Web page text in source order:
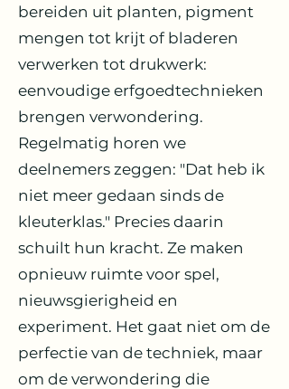
bereiden uit planten, pigment
mengen tot krijt of bladeren
verwerken tot drukwerk:
eenvoudige erfgoedtechnieken
brengen verwondering.
Regelmatig horen we
deelnemers zeggen: "Dat heb ik
niet meer gedaan sinds de
kleuterklas." Precies daarin
schuilt hun kracht. Ze maken
opnieuw ruimte voor spel,
nieuwsgierigheid en
experiment. Het gaat niet om de
perfectie van de techniek, maar
om de verwondering die